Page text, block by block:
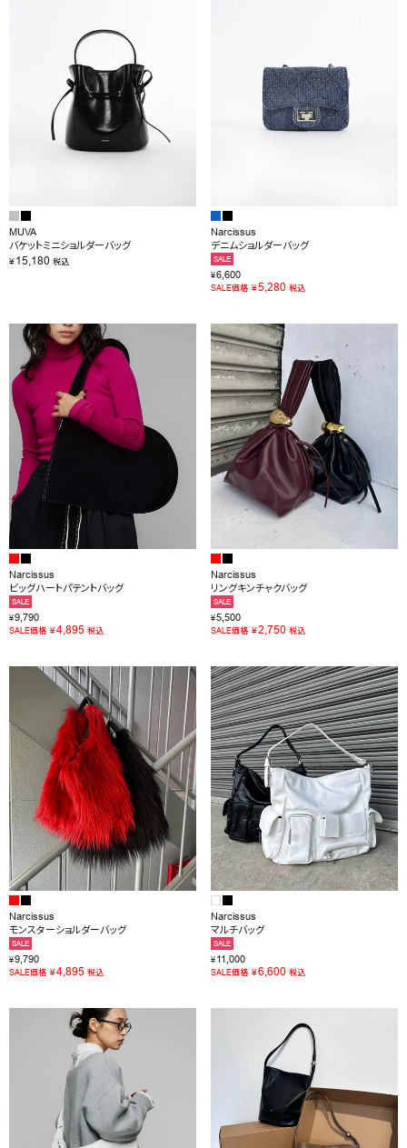
MUVA
バケットミニショルダーバッグ
¥15,180 税込
Narcissus
デニムショルダーバッグ
SALE
¥6,600
SALE価格 ¥5,280 税込
Narcissus
ビッグハートパテントバッグ
SALE
¥9,790
SALE価格 ¥4,895 税込
Narcissus
リングキンチャクバッグ
SALE
¥5,500
SALE価格 ¥2,750 税込
Narcissus
モンスターショルダーバッグ
SALE
¥9,790
SALE価格 ¥4,895 税込
Narcissus
マルチバッグ
SALE
¥11,000
SALE価格 ¥6,600 税込